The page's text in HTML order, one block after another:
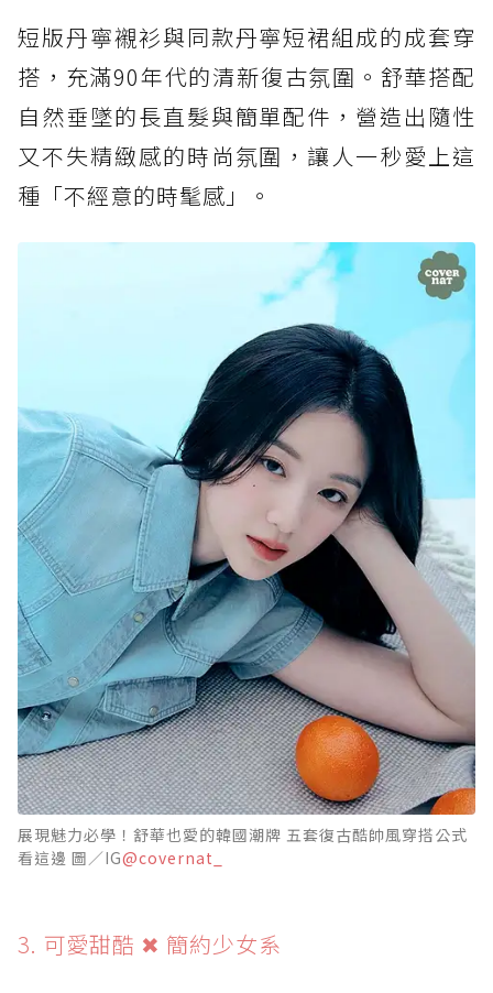
短版丹寧襯衫與同款丹寧短裙組成的成套穿
搭，充滿90年代的清新復古氛圍。舒華搭配
自然垂墜的長直髮與簡單配件，營造出隨性
又不失精緻感的時尚氛圍，讓人一秒愛上這
種「不經意的時髦感」。
展現魅力必學！舒華也愛的韓國潮牌 五套復古酷帥風穿搭公式
看這邊 圖／IG@covernat_
3. 可愛甜酷 ✖ 簡約少女系